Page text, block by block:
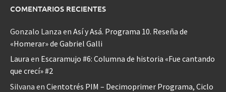
COMENTARIOS RECIENTES
Gonzalo Lanza en Así y Asá. Programa 10. Reseña de
«Homerar» de Gabriel Galli
Laura en Escaramujo #6: Columna de historia «Fue cantando
que crecí» #2
Silvana en Cientotrés PIM – Decimoprimer Programa, Ciclo